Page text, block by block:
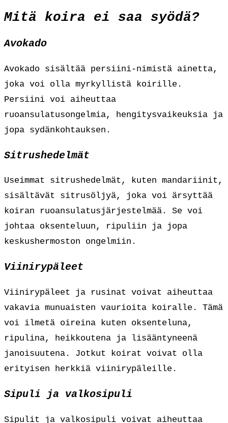
Mitä koira ei saa syödä?
Avokado
Avokado sisältää persiini-nimistä ainetta,
joka voi olla myrkyllistä koirille.
Persiini voi aiheuttaa
ruoansulatusongelmia, hengitysvaikeuksia ja
jopa sydänkohtauksen.
Sitrushedelmät
Useimmat sitrushedelmät, kuten mandariinit,
sisältävät sitrusöljyä, joka voi ärsyttää
koiran ruoansulatusjärjestelmää. Se voi
johtaa oksenteluun, ripuliin ja jopa
keskushermoston ongelmiin.
Viinirypäleet
Viinirypäleet ja rusinat voivat aiheuttaa
vakavia munuaisten vaurioita koiralle. Tämä
voi ilmetä oireina kuten oksenteluna,
ripulina, heikkoutena ja lisääntyneenä
janoisuutena. Jotkut koirat voivat olla
erityisen herkkiä viinirypäleille.
Sipuli ja valkosipuli
Sipulit ja valkosipuli voivat aiheuttaa